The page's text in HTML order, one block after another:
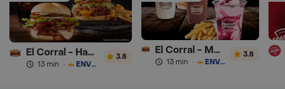
El Corral - Hamburguesa
13 min · ENVÍO GRATIS
3.8
El Corral - Malteadas y Helados
13 min · ENVÍO GRATIS
3.8